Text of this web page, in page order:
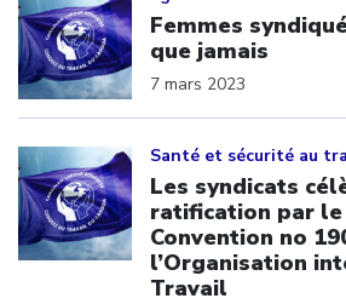
Femmes
que jamais
7 mars 2023
Santé et sécurité au
Les syndicats
ratification par le
Convention no
l’Organisation
Travail